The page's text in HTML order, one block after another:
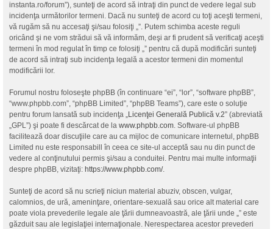
instanta.ro/forum”), sunteţi de acord să intraţi din punct de vedere legal sub
incidenţa următorilor termeni. Dacă nu sunteţi de acord cu toţi aceşti termeni,
vă rugăm să nu accesaţi şi/sau folosiţi „”. Putem schimba aceste reguli
oricând şi ne vom strădui să vă informăm, deşi ar fi prudent să verificaţi aceşti
termeni în mod regulat în timp ce folosiţi „” pentru că după modificări sunteţi
de acord să intraţi sub incidenţa legală a acestor termeni din momentul
modificării lor.
Forumul nostru foloseşte phpBB (în continuare “ei”, “lor”, “software phpBB”,
“www.phpbb.com”, “phpBB Limited”, “phpBB Teams”), care este o soluţie
pentru forum lansată sub incidenţa „Licenţei Generală Publică v.2” (abreviată
„GPL”) şi poate fi descărcat de la www.phpbb.com. Software-ul phpBB
facilitează doar discuţiile care au ca mijloc de comunicare internetul, phpBB
Limited nu este responsabill în ceea ce site-ul acceptă sau nu din punct de
vedere al conţinutului permis şi/sau a conduitei. Pentru mai multe informaţii
despre phpBB, vizitaţi: https://www.phpbb.com/.
Sunteţi de acord să nu scrieţi niciun material abuziv, obscen, vulgar,
calomnios, de ură, ameninţare, orientare-sexuală sau orice alt material care
poate viola prevederile legale ale ţării dumneavoastră, ale ţării unde „” este
găzduit sau ale legislaţiei internaţionale. Nerespectarea acestor prevederi